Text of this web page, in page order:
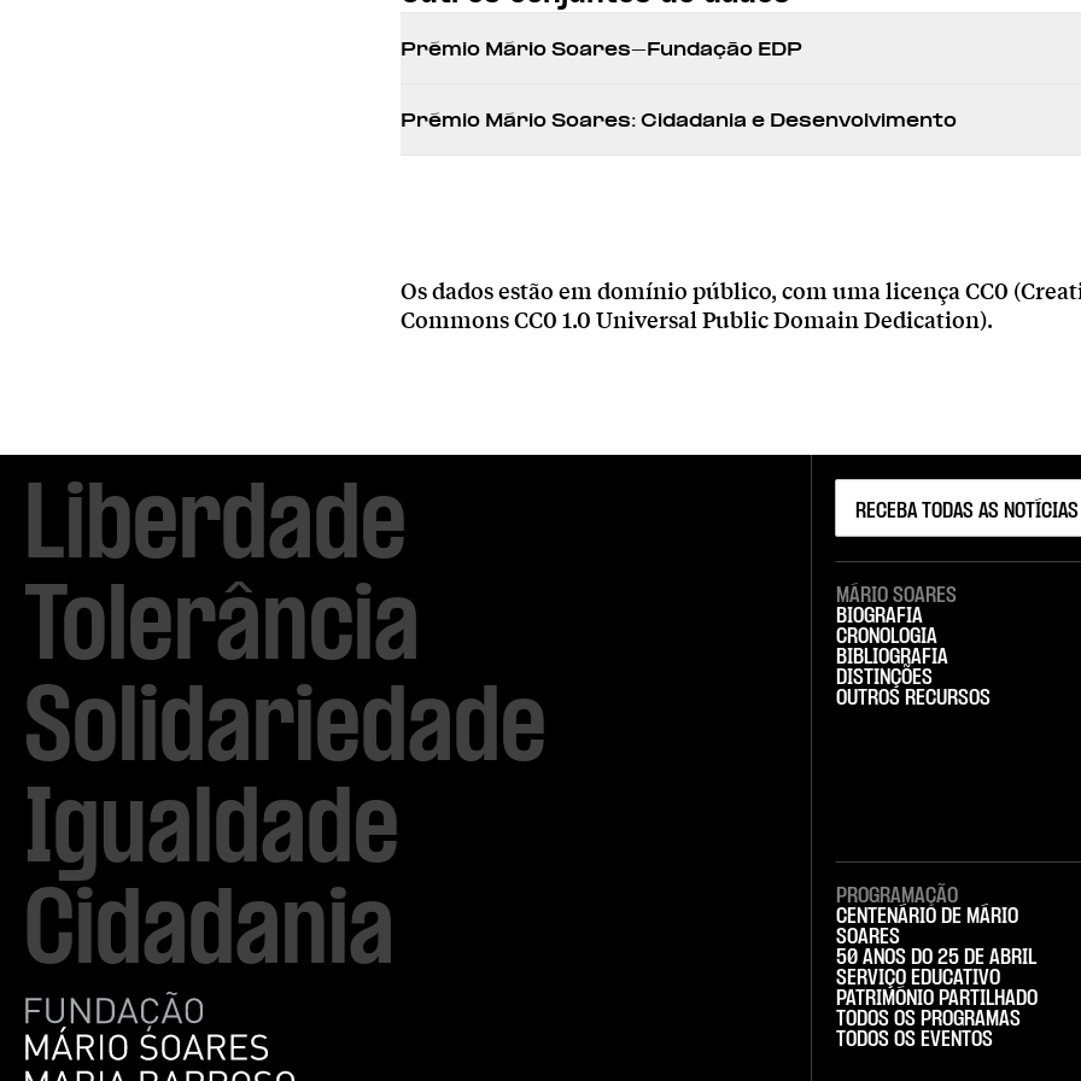
Prémio Mário Soares-Fundação EDP
Prémio Mário Soares: Cidadania e Desenvolvimento
Os dados estão em domínio público, com uma licença CC0
Commons CC0 1.0 Universal Public Domain Dedication).
Liberdade
Tolerância
Solidariedade
Igualdade
Cidadania
MÁRIO SOARES
BIOGRAFIA
CRONOLOGIA
BIBLIOGRAFIA
DISTINÇÕES
OUTROS RECURSOS
PROGRAMAÇÃO
CENTENÁRIO DE MÁRIO
SOARES
50 ANOS DO 25 DE ABRIL
SERVIÇO EDUCATIVO
PATRIMÓNIO PARTILHADO
TODOS OS PROGRAMAS
TODOS OS EVENTOS